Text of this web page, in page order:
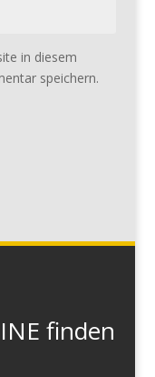
in diesem
speichern.
finden